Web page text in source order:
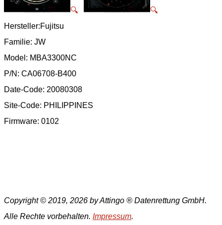
🔍
🔍
Hersteller:Fujitsu
Familie: JW
Model: MBA3300NC
P/N: CA06708-B400
Date-Code: 20080308
Site-Code: PHILIPPINES
Firmware: 0102
Copyright © 2019, 2026 by Attingo ® Datenrettung GmbH.
Alle Rechte vorbehalten. Impressum.